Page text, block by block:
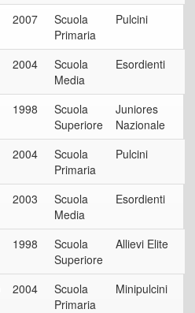
2007
Scuola
Primaria
Pulcini
2004
Scuola
Media
Esordienti
1998
Scuola
Superiore
Juniores
Nazionale
2004
Scuola
Primaria
Pulcini
2003
Scuola
Media
Esordienti
1998
Scuola
Superiore
Allievi Elite
2004
Scuola
Primaria
Minipulcini